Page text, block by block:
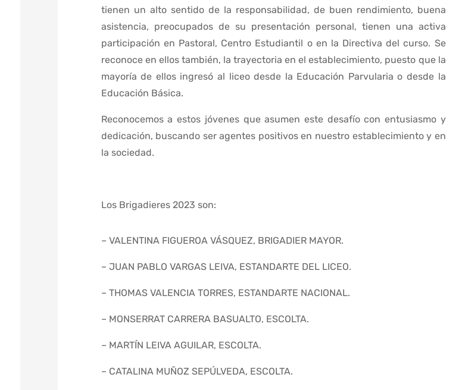
tienen un alto sentido de la responsabilidad, de buen rendimiento, buena
asistencia, preocupados de su presentación personal, tienen una activa
participación en Pastoral, Centro Estudiantil o en la Directiva del curso. Se
reconoce en ellos también, la trayectoria en el establecimiento, puesto que la
mayoría de ellos ingresó al liceo desde la Educación Parvularia o desde la
Educación Básica.
Reconocemos a estos jóvenes que asumen este desafío con entusiasmo y
dedicación, buscando ser agentes positivos en nuestro establecimiento y en
la sociedad.
Los Brigadieres 2023 son:
– VALENTINA FIGUEROA VÁSQUEZ, BRIGADIER MAYOR.
– JUAN PABLO VARGAS LEIVA, ESTANDARTE DEL LICEO.
– THOMAS VALENCIA TORRES, ESTANDARTE NACIONAL.
– MONSERRAT CARRERA BASUALTO, ESCOLTA.
– MARTÍN LEIVA AGUILAR, ESCOLTA.
– CATALINA MUÑOZ SEPÚLVEDA, ESCOLTA.